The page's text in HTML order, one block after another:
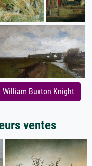
Buxton Knight
ventes